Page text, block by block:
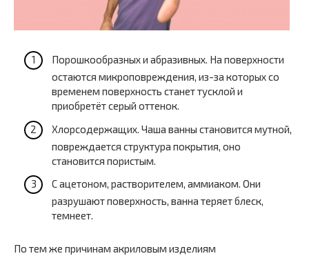
Порошкообразных и абразивных. На поверхности
остаются микроповреждения, из-за которых со
временем поверхность станет тусклой и
приобретёт серый оттенок.
Хлорсодержащих. Чаша ванны становится мутной,
повреждается структура покрытия, оно
становится пористым.
С ацетоном, растворителем, аммиаком. Они
разрушают поверхность, ванна теряет блеск,
темнеет.
По тем же причинам акриловым изделиям